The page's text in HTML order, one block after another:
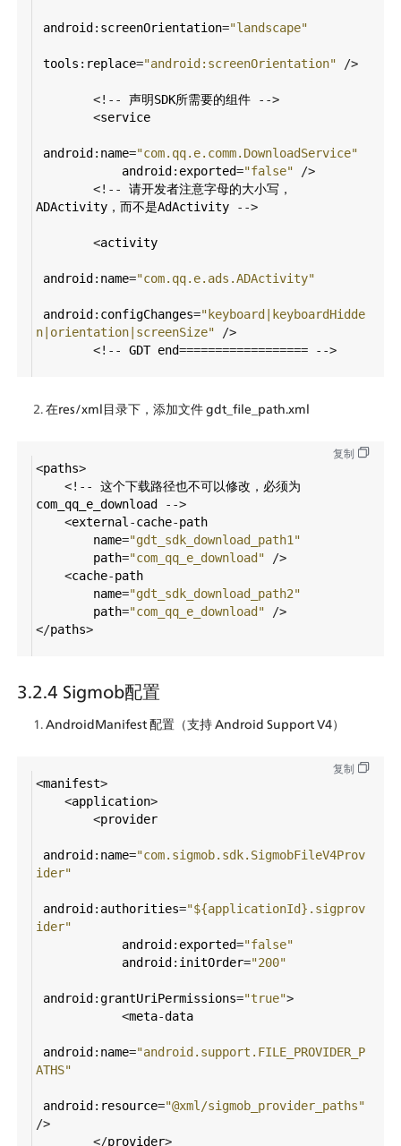
android : screenOrientation="landscape"
tools : replace="android:screenOrientation" />
<!-- 声明SDK所需要的组件
-->
<service
android : name="com.qq.e.comm.DownloadService"
android : exported="false"
/>
<!--
请开发者注意字母的大小写，
ADActivity，而不是AdActivity
-->
<activity
android : name="com.qq.e.ads.ADActivity"
android : configChanges="keyboard|keyboardHidde
n|orientation|screenSize"
/>
<!--
GDT end================== -->
在res/xml目录下，添加文件 gdt_file_path.xml
复制
<paths>
<!--
这个下载路径也不可以修改，必须为
com_qq_e_download
-->
<external -cache-path
name="gdt_sdk_download_path1"
path="com_qq_e_download"
/>
<cache-path
name="gdt_sdk_download_path2"
path="com_qq_e_download"
/>
</paths>
3.2.4 Sigmob配置
AndroidManifest 配置（支持 Android Support V4）
复制
<manifest>
<application>
<provider
android : name="com.sigmob.sdk.SigmobFileV4Prov
ider"
android : authorities="${applicationId}.sigprov
ider"
android : exported="false"
android : initOrder="200"
android :grantUriPermissions="true">
<meta-data
android : name="android.support.FILE_PROVIDER_P
ATHS"
android : resource="@xml/sigmob_provider_paths"
/>
</provider>